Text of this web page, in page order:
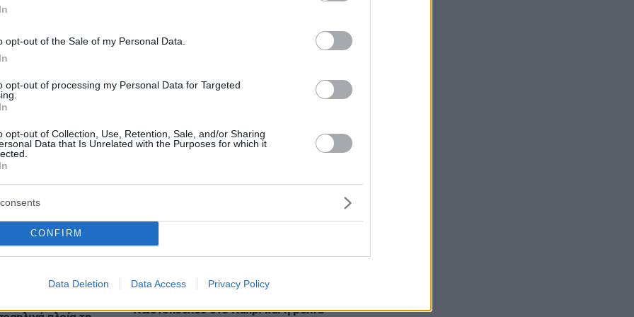
opt-out of the Sale of my Personal Data.
opt-out of processing my Personal Data for Targeted
opt-out of Collection, Use, Retention, Sale, and/or Sharing
Data that Is Unrelated with the Purposes for which it
CONFIRM
Data Deletion Data Access Privacy Policy
στην Κρήνη
112, δείτε
Ιράν εξετάζει
Polpo: O Νίκος Κατσικάκης έφερε τη
θάλασσα στη λαχαναγορά τού Ρέντη
Κωστοπούλου στο Κάπρι και η βόλτα
πριν 17 λεπτά